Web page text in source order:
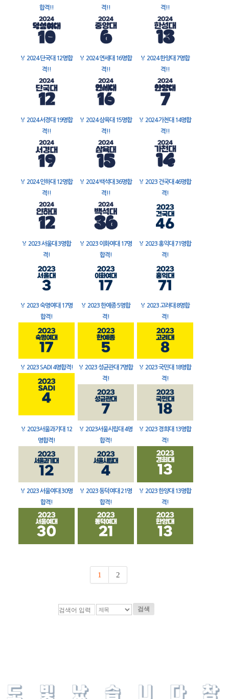
합격!!
격!!
격!!
🏅 2024 단국대 12명합
격!!
🏅 2024 연세대 16명합
격!!
🏅 2024 한양대 7명합
격!!
🏅 2024 서경대 19명합
격!!
🏅 2024 삼육대 15명합
격!!
🏅 2024 가천대 14명합
격!!
🏅 2024 인하대 12명합
격!!
🏅 2024 백석대 36명합
격!!
🏅 2023 건국대 46명합
격!
🏅 2023 서울대 3명합
격!
🏅 2023 이화여대 17명
합격!
🏅 2023 홍익대 71명합
격!
🏅 2023 숙명여대 17명
합격!
🏅 2023 한예종 5명합
격!
🏅 2023 고려대 8명합
격!
🏅 2023 SADI 4명합격! 🏅 2023 성균관대 7명합
격!
🏅 2023 국민대 18명합
격!
🏅 2023서울과기대 12
명합격!
🏅 2023서울시립대 4명
합격!
🏅 2023 경희대 13명합
격!
🏅 2023 서울여대 30명
합격!
🏅 2023 동덕여대 21명
합격!
🏅 2023 한양대 13명합
격!
1 2
검색